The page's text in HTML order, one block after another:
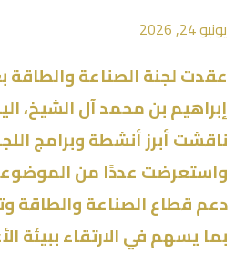
يونيو 24, 2026
عقدت لجنة الصناعة والطاقة
إبراهيم بن محمد آل الشيخ،
ناقشت أبرز أنشطة وبرامج
واستعرضت عددًا من
دعم قطاع الصناعة والطاقة
بما يسهم في الارتقاء ببيئة